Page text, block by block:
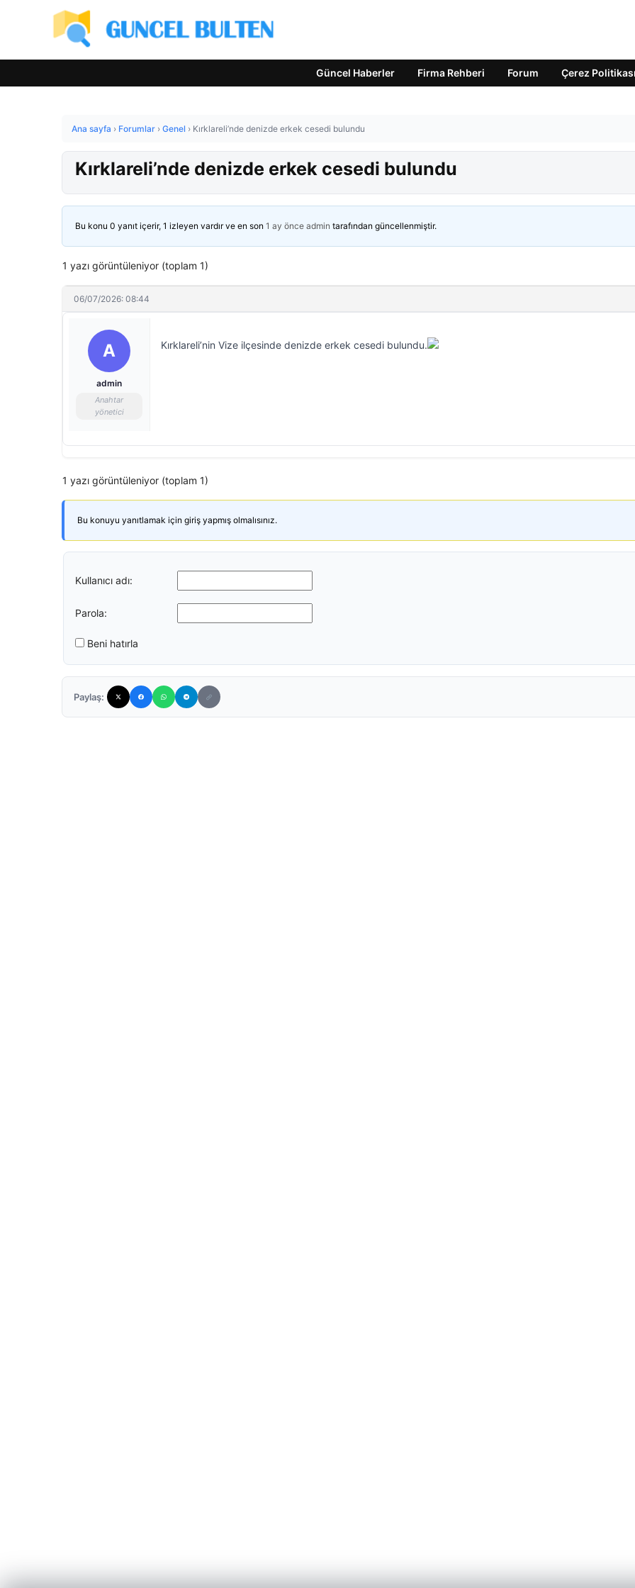
Güncel Haberler Firma Rehberi Forum Çerez Politikası
Ana sayfa › Forumlar › Genel › Kırklareli’nde denizde erkek cesedi bulundu
Kırklareli’nde denizde erkek cesedi bulundu
Bu konu 0 yanıt içerir, 1 izleyen vardır ve en son 1 ay önce admin tarafından güncellenmiştir.
1 yazı görüntüleniyor (toplam 1)
06/07/2026: 08:44
A
admin
Anahtar
yönetici
Kırklareli’nin Vize ilçesinde denizde erkek cesedi bulundu.
1 yazı görüntüleniyor (toplam 1)
Bu konuyu yanıtlamak için giriş yapmış olmalısınız.
Kullanıcı adı:
Parola:
Beni hatırla
Paylaş: